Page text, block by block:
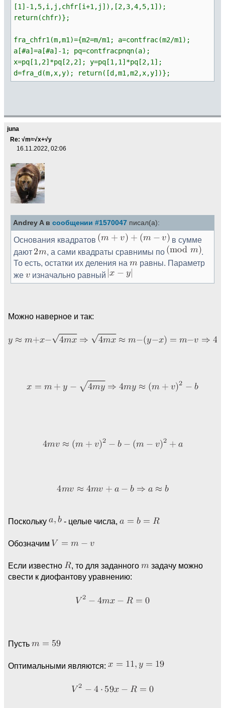
[1]-1,5,i,j,chfr[i+1,j]),[2,3,4,5,1]);
return(chfr)};
fra_chfr1(m,m1)={m2=m/m1; a=contfrac(m2/m1);
a[#a]=a[#a]-1; pq=contfracpnqn(a);
x=pq[1,2]*pq[2,2]; y=pq[1,1]*pq[2,1];
d=fra_d(m,x,y); return([d,m1,m2,x,y])};
juna
Re: √m≈√x+√y
16.11.2022, 02:06
Andrey A в сообщении #1570047 писал(а):
Основания квадратов
в сумме
дают
, а сами квадраты сравнимы по
.
То есть, остатки их деления на
равны. Параметр
же
изначально равный
Можно наверное и так:
Поскольку - целые числа,
Обозначим
Если известно , то для заданного
задачу можно
свести к диофантову уравнению:
Пусть
Оптимальными являются: